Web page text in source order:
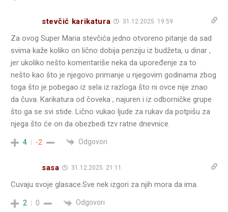
stevčić karikatura 31.12.2025. 19:59
Za ovog Super Maria stevčića jedno otvoreno pitanje da sad
svima kaže koliko on lično dobija penziju iz budžeta, u dinar ,
jer ukoliko nešto komentariše neka da upoređenje za to
nešto kao što je njegovo primanje u njegovim godinama zbog
toga što je pobegao iz sela iz razloga što ni ovce nije znao
da čuva. Karikatura od čoveka , najuren i iz odborničke grupe
što ga se svi stide. Lično vukao ljude za rukav da potpišu za
njega što će on da obezbedi tzv ratne dnevnice.
4 -2 Odgovori
sasa 31.12.2025. 21:11
Cuvaju svoje glasace.Sve nek izgori za njih mora da ima.
2 0 Odgovori